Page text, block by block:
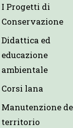
I Progetti di
Conservazione
Didattica ed
educazione
ambientale
Corsi lana
Manutenzione
territorio